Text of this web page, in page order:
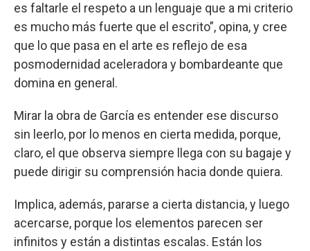
es faltarle el respeto a un lenguaje que a mi criterio
es mucho más fuerte que el escrito”, opina, y cree
que lo que pasa en el arte es reflejo de esa
posmodernidad aceleradora y bombardeante que
domina en general.
Mirar la obra de García es entender ese discurso
sin leerlo, por lo menos en cierta medida, porque,
claro, el que observa siempre llega con su bagaje y
puede dirigir su comprensión hacia donde quiera.
Implica, además, pararse a cierta distancia, y luego
acercarse, porque los elementos parecen ser
infinitos y están a distintas escalas. Están los